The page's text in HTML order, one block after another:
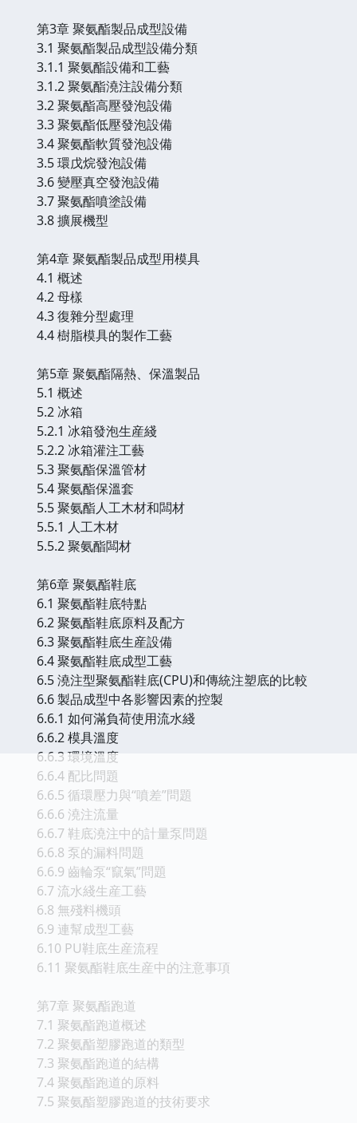
第3章 聚氨酯製品成型設備
3.1 聚氨酯製品成型設備分類
3.1.1 聚氨酯設備和工藝
3.1.2 聚氨酯澆注設備分類
3.2 聚氨酯高壓發泡設備
3.3 聚氨酯低壓發泡設備
3.4 聚氨酯軟質發泡設備
3.5 環戊烷發泡設備
3.6 變壓真空發泡設備
3.7 聚氨酯噴塗設備
3.8 擴展機型
第4章 聚氨酯製品成型用模具
4.1 概述
4.2 母樣
4.3 復雜分型處理
4.4 樹脂模具的製作工藝
第5章 聚氨酯隔熱、保溫製品
5.1 概述
5.2 冰箱
5.2.1 冰箱發泡生産綫
5.2.2 冰箱灌注工藝
5.3 聚氨酯保溫管材
5.4 聚氨酯保溫套
5.5 聚氨酯人工木材和闆材
5.5.1 人工木材
5.5.2 聚氨酯闆材
第6章 聚氨酯鞋底
6.1 聚氨酯鞋底特點
6.2 聚氨酯鞋底原料及配方
6.3 聚氨酯鞋底生産設備
6.4 聚氨酯鞋底成型工藝
6.5 澆注型聚氨酯鞋底(CPU)和傳統注塑底的比較
6.6 製品成型中各影響因素的控製
6.6.1 如何滿負荷使用流水綫
6.6.2 模具溫度
6.6.3 環境溫度
6.6.4 配比問題
6.6.5 循環壓力與“噴差”問題
6.6.6 澆注流量
6.6.7 鞋底澆注中的計量泵問題
6.6.8 泵的漏料問題
6.6.9 齒輪泵“竄氣”問題
6.7 流水綫生産工藝
6.8 無殘料機頭
6.9 連幫成型工藝
6.10 PU鞋底生産流程
6.11 聚氨酯鞋底生産中的注意事項
第7章 聚氨酯跑道
7.1 聚氨酯跑道概述
7.2 聚氨酯塑膠跑道的類型
7.3 聚氨酯跑道的結構
7.4 聚氨酯跑道的原料
7.5 聚氨酯塑膠跑道的技術要求